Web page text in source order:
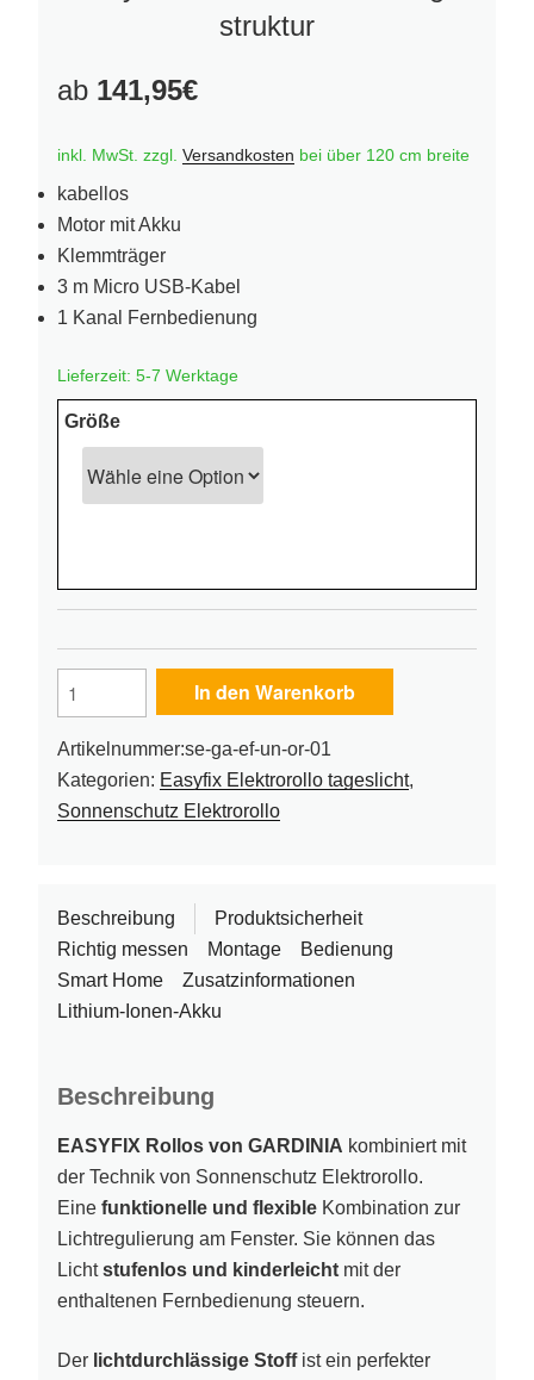
struktur
ab 141,95€
inkl. MwSt. zzgl. Versandkosten bei über 120 cm breite
kabellos
Motor mit Akku
Klemmträger
3 m Micro USB-Kabel
1 Kanal Fernbedienung
Lieferzeit: 5-7 Werktage
Größe
Elektrorollo
Uni
orange
struktur
In den Warenkorb
Artikelnummer:se-ga-ef-un-or-01
Kategorien: Easyfix Elektrorollo tageslicht,
Sonnenschutz Elektrorollo
Beschreibung
Produktsicherheit
Richtig messen
Montage
Bedienung
Smart Home
Zusatzinformationen
Lithium-Ionen-Akku
Beschreibung
EASYFIX Rollos von GARDINIA kombiniert mit
der Technik von Sonnenschutz Elektrorollo.
Eine funktionelle und flexible Kombination zur
Lichtregulierung am Fenster. Sie können das
Lichtstufenlos und kinderleicht mit der
enthaltenen Fernbedienung steuern.
Der lichtdurchlässige Stoffist ein perfekter